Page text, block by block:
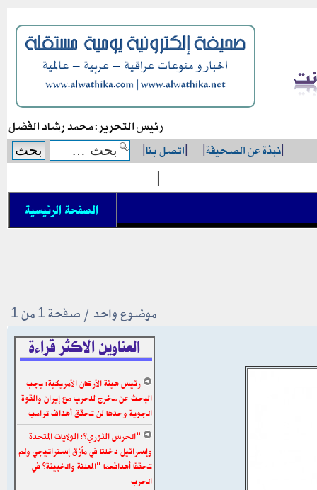
رئيس التحرير: محمد رشاد الفضل
|نبذة عن الصحيفة|
|اتصل بنا|
|
الصفحة الرئيسية
موضوع واحد • صفحة1من1
العناوين الاكثر قراءة
رئيس هيئة الأركان الأمريكية: يجب
البحث عن مخرج للحرب مع إيران والقوة
الجوية وحدها لن تحقق أهداف ترامب
“الحرس الثوري”: الولايات المتحدة
وإسرائيل دخلتا في مأزق إستراتيجي ولم
تحققا أهدافهما “المعلنة والخبيثة” في
الحرب